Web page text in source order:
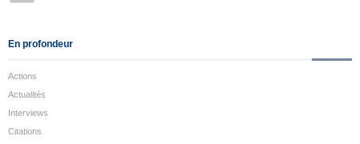
En profondeur
Actions
Actualités
Interviews
Citations